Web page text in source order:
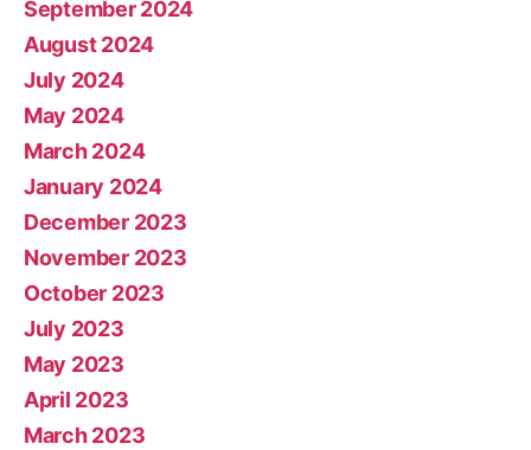
September 2024
August 2024
July 2024
May 2024
March 2024
January 2024
December 2023
November 2023
October 2023
July 2023
May 2023
April 2023
March 2023